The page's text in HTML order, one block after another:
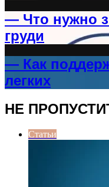
— Что нужно
груди
— Как
легких
НЕ
Статьи